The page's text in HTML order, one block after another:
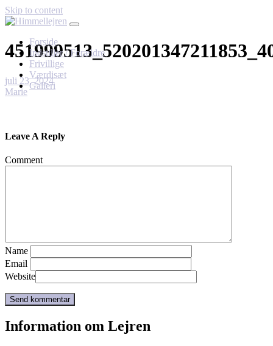
Skip to content
Forside
Indstiller / Forældre
Frivillige
Værdisæt
Galleri
juli 23, 2024
Marie
Leave A Reply
Comment
Name
Email
Website
Information om Lejren